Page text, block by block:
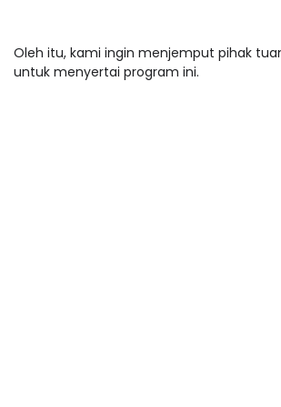
Oleh itu, kami ingin menjemput pihak
untuk menyertai program ini.